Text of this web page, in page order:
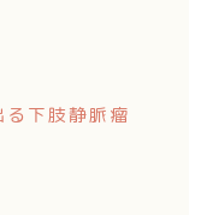
下肢静脈瘤